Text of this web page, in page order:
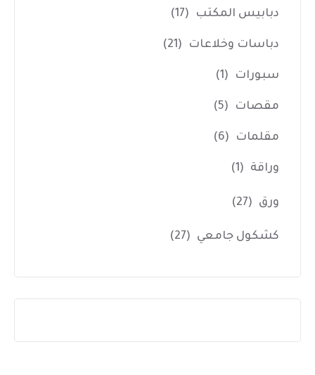
دبابيس المكتب (17)
دباسات وخلاعات (21)
سبورات (1)
مقصات (5)
مقلمات (6)
وراقة (1)
ورق (27)
كشكول جامعي (27)